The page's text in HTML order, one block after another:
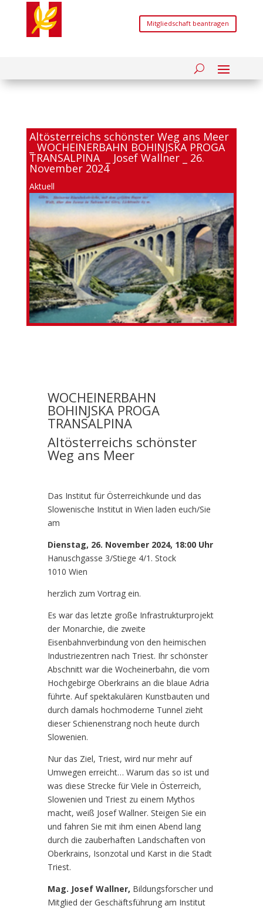
Mitgliedschaft beantragen
Altösterreichs schönster Weg ans Meer
_ WOCHEINERBAHN BOHINJSKA PROGA
TRANSALPINA _ Josef Wallner _ 26.
November 2024
Aktuell
WOCHEINERBAHN
BOHINJSKA PROGA
TRANSALPINA
Altösterreichs schönster
Weg ans Meer
Das Institut für Österreichkunde und das
Slowenische Institut in Wien laden euch/Sie
am
Dienstag, 26. November 2024, 18:00 Uhr
Hanuschgasse 3/Stiege 4/1. Stock
1010 Wien
herzlich zum Vortrag ein.
Es war das letzte große Infrastrukturprojekt
der Monarchie, die zweite
Eisenbahnverbindung von den heimischen
Industriezentren nach Triest. Ihr schönster
Abschnitt war die Wocheinerbahn, die vom
Hochgebirge Oberkrains an die blaue Adria
führte. Auf spektakulären Kunstbauten und
durch damals hochmoderne Tunnel zieht
dieser Schienenstrang noch heute durch
Slowenien.
Nur das Ziel, Triest, wird nur mehr auf
Umwegen erreicht… Warum das so ist und
was diese Strecke für Viele in Österreich,
Slowenien und Triest zu einem Mythos
macht, weiß Josef Wallner. Steigen Sie ein
und fahren Sie mit ihm einen Abend lang
durch die zauberhaften Landschaften von
Oberkrains, Isonzotal und Karst in die Stadt
Triest.
Mag. Josef Wallner, Bildungsforscher und
Mitglied der Geschäftsführung am Institut